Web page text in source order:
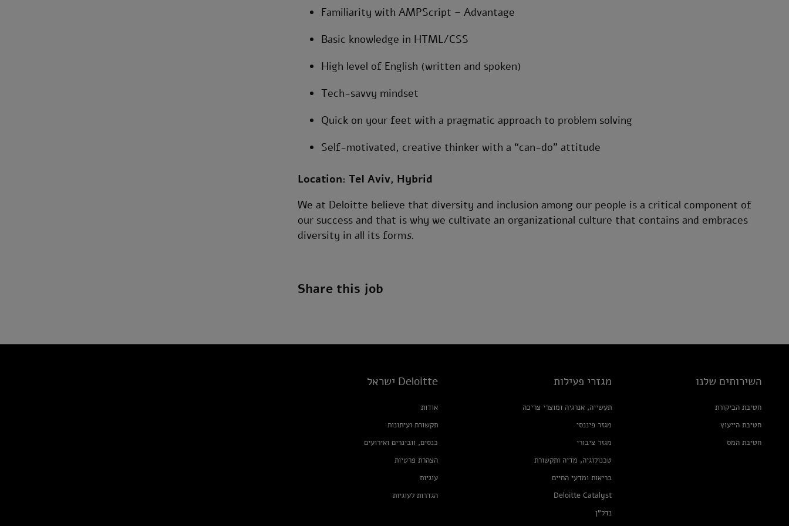
Familiarity with AMPScript – Advantage
Basic knowledge in HTML/CSS
High level of English (written and spoken)
Tech-savvy mindset
Quick on your feet with a pragmatic approach to problem solving
Self-motivated, creative thinker with a “can-do” attitude
Location: Tel Aviv, Hybrid
We at Deloitte believe that diversity and inclusion among our people is a critical component of
our success and that is why we cultivate an organizational culture that contains and embraces
diversity in all its forms.
Share this job
השירותים שלנו
חטיבת הביקורת
חטיבת הייעוץ
חטיבת המס
מגזרי פעילות
תעשייה, אנרגיה ומוצרי צריכה
מגזר פיננסי
מגזר ציבורי
טכנולוגיה, מדיה ותקשורת
בריאות ומדעי החיים
Deloitte Catalyst
נדל"ן
Deloitte ישראל
אודות
תקשורת ועיתונות
כנסים, וובינרים ואירועים
הצהרת פרטיות
עוגיות
הגדרות לעוגיות